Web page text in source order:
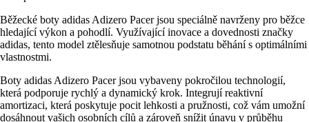
Běžecké boty adidas Adizero Pacer jsou speciálně navrženy pro běžce
hledající výkon a pohodlí. Využívající inovace a dovednosti značky
adidas, tento model ztělesňuje samotnou podstatu běhání s optimálními
vlastnostmi.
Boty adidas Adizero Pacer jsou vybaveny pokročilou technologií,
která podporuje rychlý a dynamický krok. Integrují reaktivní
amortizaci, která poskytuje pocit lehkosti a pružnosti, což vám umožní
dosáhnout vašich osobních cílů a zároveň snížit únavu v průběhu